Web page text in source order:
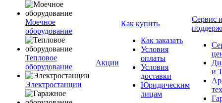
Моечное
оборудование
Тепловое
оборудование
Электростанции
Акции
Как купить
Как заказать
Условия
оплаты
Условия
доставки
Юридическим
лицам
Сервис
и